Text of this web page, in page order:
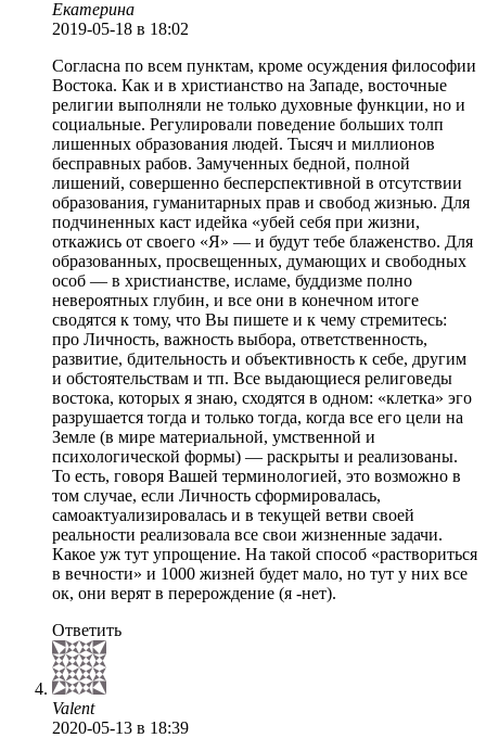
Екатерина
2019-05-18 в 18:02
Согласна по всем пунктам, кроме осуждения философии
Востока. Как и в христианство на Западе, восточные
религии выполняли не только духовные функции, но и
социальные. Регулировали поведение больших толп
лишенных образования людей. Тысяч и миллионов
бесправных рабов. Замученных бедной, полной
лишений, совершенно бесперспективной в отсутствии
образования, гуманитарных прав и свобод жизнью. Для
подчиненных каст идейка «убей себя при жизни,
откажись от своего «Я» — и будут тебе блаженство. Для
образованных, просвещенных, думающих и свободных
особ — в христианстве, исламе, буддизме полно
невероятных глубин, и все они в конечном итоге
сводятся к тому, что Вы пишете и к чему стремитесь:
про Личность, важность выбора, ответственность,
развитие, бдительность и объективность к себе, другим
и обстоятельствам и тп. Все выдающиеся религоведы
востока, которых я знаю, сходятся в одном: «клетка» эго
разрушается тогда и только тогда, когда все его цели на
Земле (в мире материальной, умственной и
психологической формы) — раскрыты и реализованы.
То есть, говоря Вашей терминологией, это возможно в
том случае, если Личность сформировалась,
самоактуализировалась и в текущей ветви своей
реальности реализовала все свои жизненные задачи.
Какое уж тут упрощение. На такой способ «раствориться
в вечности» и 1000 жизней будет мало, но тут у них все
ок, они верят в перерождение (я -нет).
Ответить
Valent
2020-05-13 в 18:39